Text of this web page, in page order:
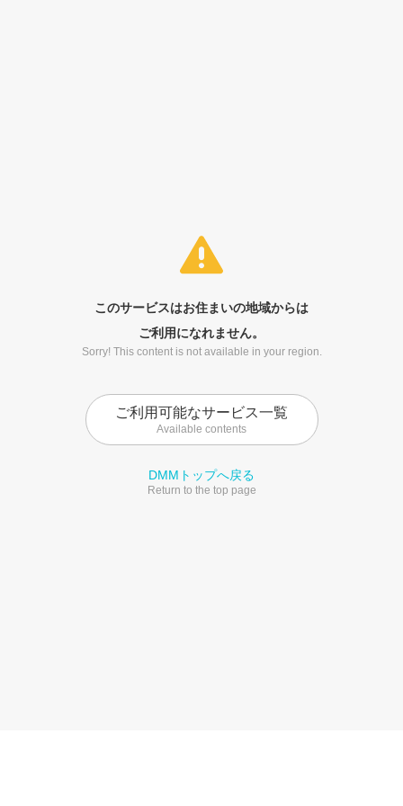
このサービスはお住まいの地域からは
ご利用になれません。
Sorry! This content is not available in your region.
ご利用可能なサービス一覧
Available contents
DMMトップへ戻る
Return to the top page